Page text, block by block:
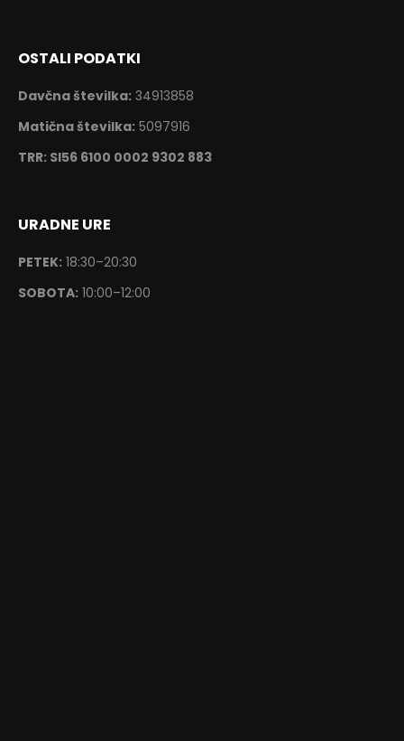
OSTALI PODATKI
Davčna številka: 34913858
Matična številka: 5097916
TRR: SI56 6100 0002 9302 883
URADNE URE
PETEK: 18:30–20:30
SOBOTA: 10:00–12:00